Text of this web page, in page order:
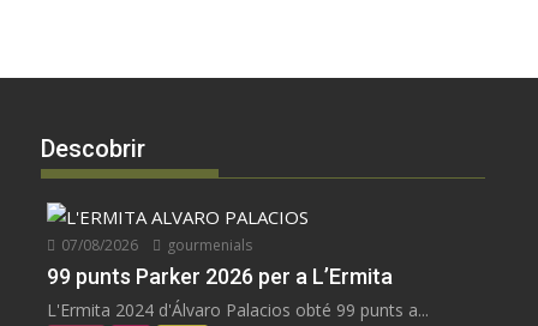
Descobrir
07/08/2026 gourmenials
99 punts Parker 2026 per a L’Ermita
L'Ermita 2024 d'Álvaro Palacios obté 99 punts a...